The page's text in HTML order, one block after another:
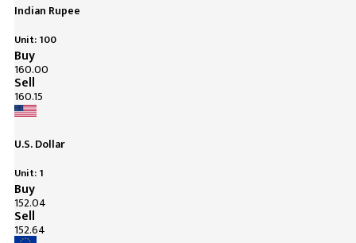
Indian Rupee
Unit: 100
Buy
160.00
Sell
160.15
U.S. Dollar
Unit: 1
Buy
152.04
Sell
152.64